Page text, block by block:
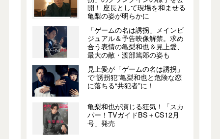
開！ 座長として現場を和ませる
亀梨の姿が明らかに
「ゲームの名は誘拐」メインビ
ジュアル＆予告映像解禁。求め
合う表情の亀梨和也＆見上愛、
最大の敵・渡部篤郎の姿も
見上愛が「ゲームの名は誘拐」
で“誘拐犯”亀梨和也と危険な恋
に落ちる“共犯者”に！
亀梨和也が演じる狂気！「スカ
パー！TVガイドBS＋CS12月
号」発売